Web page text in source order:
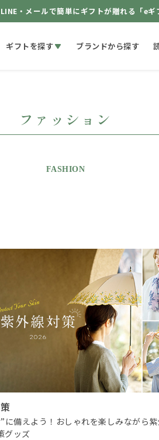
LINE・メールで簡単にギフトが贈れる「eギ
ギフトを探す ブランドから探す
ファッション
FASHION
に備えよう！おしゃれを楽しみながら紫
グッズ